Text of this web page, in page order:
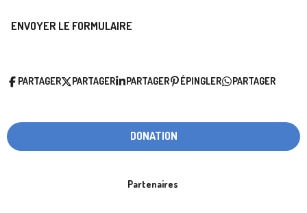
ENVOYER LE FORMULAIRE
PARTAGER PARTAGER PARTAGER ÉPINGLER PARTAGER
DONATION
Partenaires